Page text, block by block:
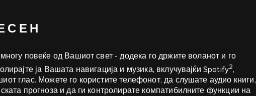
повеќе од Вашиот свет - додека го држите воланот и го
ја Вашата навигација и музика, вклучувајќи Spotify2,
глас. Можете го користите телефонот, да слушате аудио книги,
прогноза и да ги контролирате компатибилните функции на